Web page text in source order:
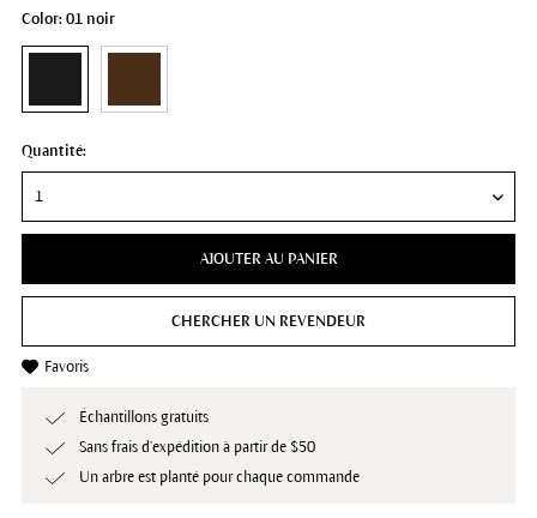
Color: 01 noir
Quantité:
AJOUTER AU PANIER
CHERCHER UN REVENDEUR
Favoris
Échantillons gratuits
Sans frais d’expédition à partir de $50
Un arbre est planté pour chaque commande